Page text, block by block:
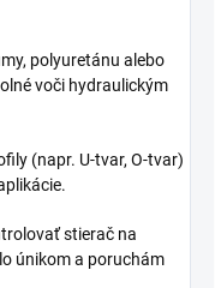
polyuretánu alebo
voči hydraulickým
(napr. U-tvar, O-tvar)
stierač na
únikom a poruchám